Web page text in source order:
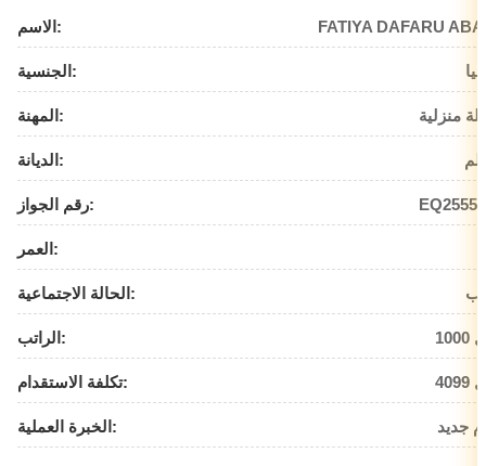
الاسم: FATIYA DAFARU
الجنسية:
المهنة: منزلية
الديانة:
رقم الجواز:
العمر:
الحالة الاجتماعية:
الراتب:
تكلفة الاستقدام:
الخبرة العملية: جديد